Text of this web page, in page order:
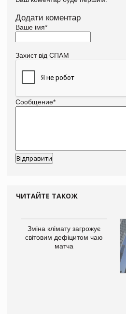
Додати коментар
Ваше імя*
Захист від СПАМ
Сообщение*
ЧИТАЙТЕ ТАКОЖ
Зміна клімату загрожує
світовим дефіцитом чаю
матча